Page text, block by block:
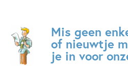
Mis geen
of nieuwtje
je in voor